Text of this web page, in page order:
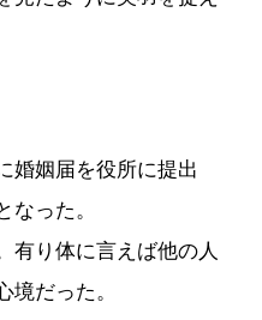
婚姻届を役所に提出
なった。
り体に言えば他の人
境だった。